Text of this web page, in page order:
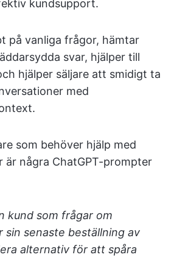
kundsupport.
på vanliga frågor, hämtar
svar, hjälper till
hjälper säljare att smidigt ta
med
som behöver hjälp med
är några ChatGPT-prompter
kund som frågar om
sin senaste beställning av
alternativ för att spåra